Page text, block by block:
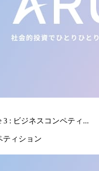
3 : ビジネスコンペティ...
ティション